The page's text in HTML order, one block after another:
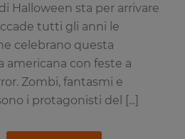
Halloween sta per arrivare
tutti gli anni le
celebrano questa
americana con feste a
Zombi, fantasmi e
i protagonisti del [...]